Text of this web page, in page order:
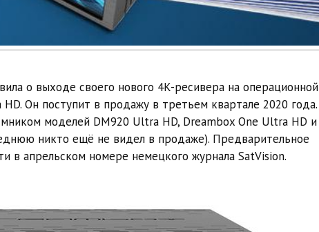
о выходе своего нового 4K-ресивера на операционной
Он поступит в продажу в третьем квартале 2020 года.
моделей DM920 Ultra HD, Dreambox One Ultra HD и
никто ещё не видел в продаже). Предварительное
в апрельском номере немецкого журнала SatVision.